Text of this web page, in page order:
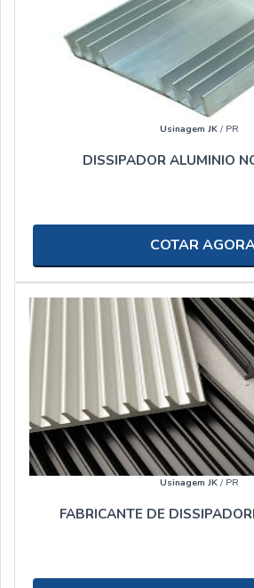
Usinagem JK/ PR
DISSIPADOR ALUMINIO
COTAR
Usinagem JK/ PR
FABRICANTE DE